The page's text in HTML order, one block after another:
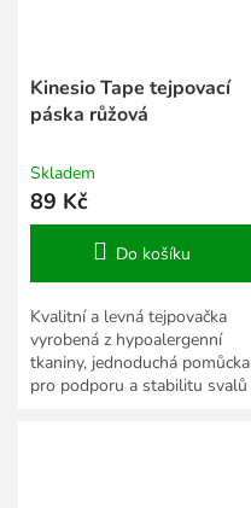
Kinesio Tape tejpovací
páska růžová
Skladem
89 Kč
Do košíku
Kvalitní a levná tejpovačka
vyrobená z hypoalergenní
tkaniny, jednoduchá pomůcka
pro podporu a stabilitu svalů